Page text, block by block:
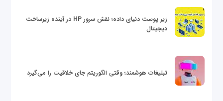
زیر پوست دنیای داده؛ نقش سرور HP در آینده زیرساخت
دیجیتال
تبلیغات هوشمند؛ وقتی الگوریتم جای خلاقیت را می‌گیرد